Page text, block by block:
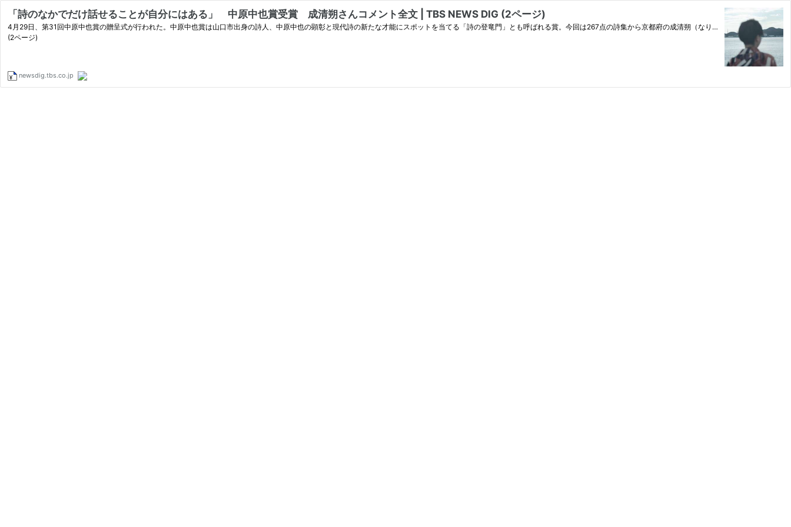
「詩のなかでだけ話せることが自分にはある」 中原中也賞受賞 成清朔さんコメント全文 | TBS NEWS DIG (2ページ)
4月29日、第31回中原中也賞の贈呈式が行われた。中原中也賞は山口市出身の詩人、中原中也の顕彰と現代詩の新たな才能にスポットを当てる「詩の登竜門」とも呼ばれる賞。今回は267点の詩集から京都府の成清朔（なり…
(2ページ)
newsdig.tbs.co.jp